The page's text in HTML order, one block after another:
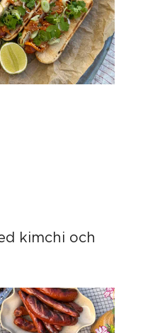
kimchi och